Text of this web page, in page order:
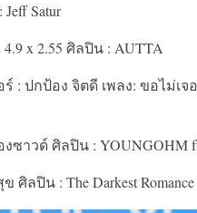
Satur
x 2.55 ศิลปิน : AUTTA
: ปกป้อง จิตดี เพลง: ขอไม่เจ
งซาวด์ ศิลปิน : YOUNGOHM
ศิลปิน : The Darkest Romance